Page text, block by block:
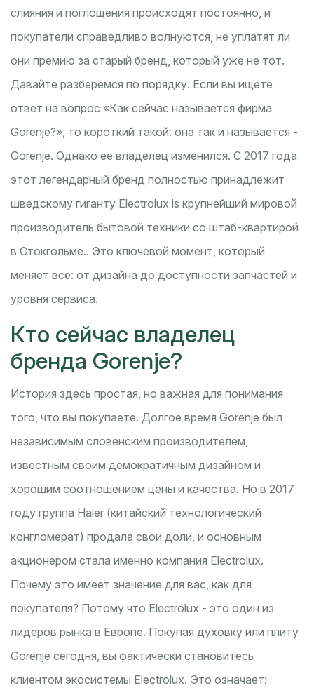
слияния и поглощения происходят постоянно, и
покупатели справедливо волнуются, не уплатят ли
они премию за старый бренд, который уже не тот.
Давайте разберемся по порядку. Если вы ищете
ответ на вопрос «Как сейчас называется фирма
Gorenje?», то короткий такой: она так и называется -
Gorenje. Однако ее владелец изменился. С 2017 года
этот легендарный бренд полностью принадлежит
шведскому гиганту Electrolux is крупнейший мировой
производитель бытовой техники со штаб-квартирой
в Стокгольме.. Это ключевой момент, который
меняет всё: от дизайна до доступности запчастей и
уровня сервиса.
Кто сейчас владелец
бренда Gorenje?
История здесь простая, но важная для понимания
того, что вы покупаете. Долгое время Gorenje был
независимым словенским производителем,
известным своим демократичным дизайном и
хорошим соотношением цены и качества. Но в 2017
году группа Haier (китайский технологический
конгломерат) продала свои доли, и основным
акционером стала именно компания Electrolux.
Почему это имеет значение для вас, как для
покупателя? Потому что Electrolux - это один из
лидеров рынка в Европе. Покупая духовку или плиту
Gorenje сегодня, вы фактически становитесь
клиентом экосистемы Electrolux. Это означает: